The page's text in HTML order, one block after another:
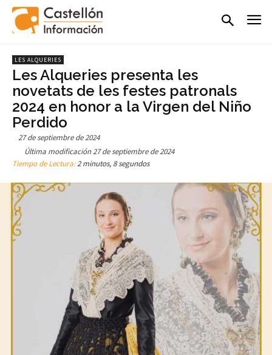
LES ALQUERIES
Les Alqueries presenta les
novetats de les festes patronals
2024 en honor a la Virgen del Niño
Perdido
27 de septiembre de 2024
Última modificación27 de septiembre de 2024
Tiempo de Lectura:2 minutos, 8 segundos